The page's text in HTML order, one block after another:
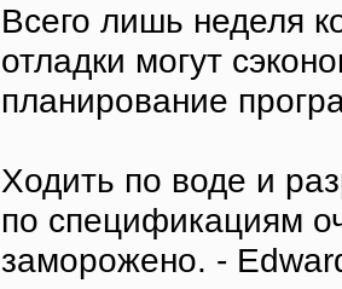
Всего лишь неделя
отладки могут
планирование
Ходить по воде и
по спецификациям
заморожено. -